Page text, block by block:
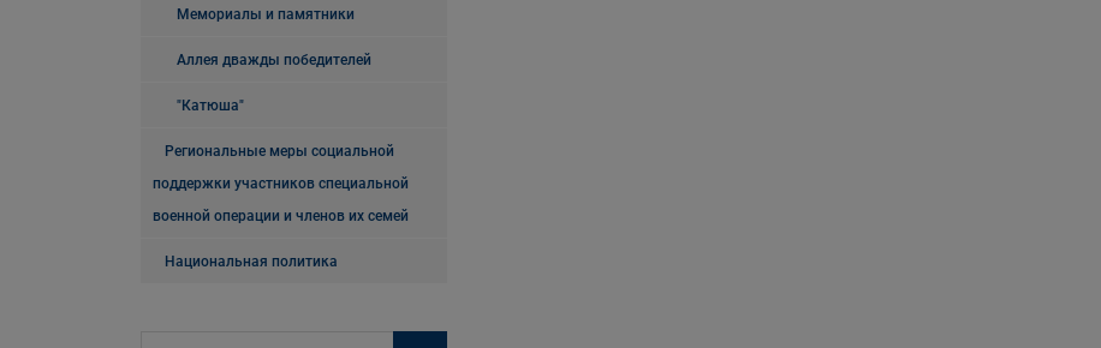
Мемориалы и памятники
Аллея дважды победителей
"Катюша"
Региональные меры социальной
поддержки участников специальной
военной операции и членов их семей
Национальная политика